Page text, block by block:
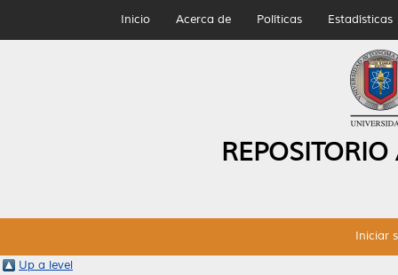
Inicio Acerca de Políticas Estadísticas
Iniciar
Up a level